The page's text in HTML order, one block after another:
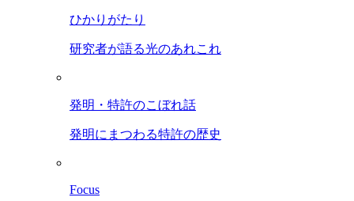
ひかりがたり
研究者が語る光のあれこれ
発明・特許のこぼれ話
発明にまつわる特許の歴史
Focus